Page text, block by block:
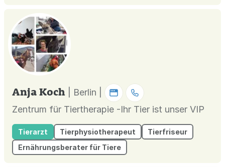
verhaltenstherapeutischen
Grundlagenausbildung unterwegs. 2020 habe
ich zusammen m...
Anja Koch
| Berlin |
Zentrum für Tiertherapie -Ihr Tier ist unser VIP
Tierarzt Tierphysiotherapeut
Tierfriseur
Ernährungsberater für Tiere